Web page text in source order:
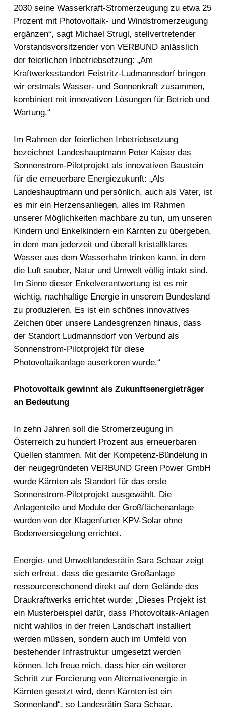
2030 seine Wasserkraft-Stromerzeugung zu etwa 25
Prozent mit Photovoltaik- und Windstromerzeugung
ergänzen“, sagt Michael Strugl, stellvertretender
Vorstandsvorsitzender von VERBUND anlässlich
der feierlichen Inbetriebsetzung: „Am
Kraftwerksstandort Feistritz-Ludmannsdorf bringen
wir erstmals Wasser- und Sonnenkraft zusammen,
kombiniert mit innovativen Lösungen für Betrieb und
Wartung.“
Im Rahmen der feierlichen Inbetriebsetzung
bezeichnet Landeshauptmann Peter Kaiser das
Sonnenstrom-Pilotprojekt als innovativen Baustein
für die erneuerbare Energiezukunft: „Als
Landeshauptmann und persönlich, auch als Vater, ist
es mir ein Herzensanliegen, alles im Rahmen
unserer Möglichkeiten machbare zu tun, um unseren
Kindern und Enkelkindern ein Kärnten zu übergeben,
in dem man jederzeit und überall kristallklares
Wasser aus dem Wasserhahn trinken kann, in dem
die Luft sauber, Natur und Umwelt völlig intakt sind.
Im Sinne dieser Enkelverantwortung ist es mir
wichtig, nachhaltige Energie in unserem Bundesland
zu produzieren. Es ist ein schönes innovatives
Zeichen über unsere Landesgrenzen hinaus, dass
der Standort Ludmannsdorf von Verbund als
Sonnenstrom-Pilotprojekt für diese
Photovoltaikanlage auserkoren wurde.“
Photovoltaik gewinnt als Zukunftsenergieträger
an Bedeutung
In zehn Jahren soll die Stromerzeugung in
Österreich zu hundert Prozent aus erneuerbaren
Quellen stammen. Mit der Kompetenz-Bündelung in
der neugegründeten VERBUND Green Power GmbH
wurde Kärnten als Standort für das erste
Sonnenstrom-Pilotprojekt ausgewählt. Die
Anlagenteile und Module der Großflächenanlage
wurden von der Klagenfurter KPV-Solar ohne
Bodenversiegelung errichtet.
Energie- und Umweltlandesrätin Sara Schaar zeigt
sich erfreut, dass die gesamte Großanlage
ressourcenschonend direkt auf dem Gelände des
Draukraftwerks errichtet wurde: „Dieses Projekt ist
ein Musterbeispiel dafür, dass Photovoltaik-Anlagen
nicht wahllos in der freien Landschaft installiert
werden müssen, sondern auch im Umfeld von
bestehender Infrastruktur umgesetzt werden
können. Ich freue mich, dass hier ein weiterer
Schritt zur Forcierung von Alternativenergie in
Kärnten gesetzt wird, denn Kärnten ist ein
Sonnenland“, so Landesrätin Sara Schaar.